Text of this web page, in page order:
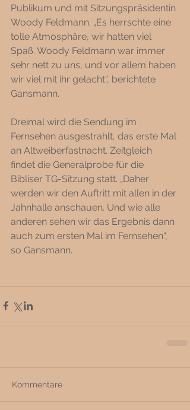
Publikum und mit Sitzungspräsidentin
Woody Feldmann. „Es herrschte eine
tolle Atmosphäre, wir hatten viel
Spaß. Woody Feldmann war immer
sehr nett zu uns, und vor allem haben
wir viel mit ihr gelacht“, berichtete
Gansmann.
Dreimal wird die Sendung im
Fernsehen ausgestrahlt, das erste Mal
an Altweiberfastnacht. Zeitgleich
findet die Generalprobe für die
Bibliser TG-Sitzung statt. „Daher
werden wir den Auftritt mit allen in der
Jahnhalle anschauen. Und wie alle
anderen sehen wir das Ergebnis dann
auch zum ersten Mal im Fernsehen“,
so Gansmann.
Kommentare